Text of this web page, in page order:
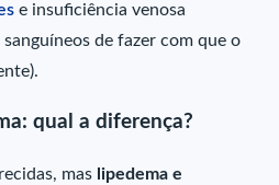
e insuficiência venosa
de fazer com que o
qual a diferença?
mas lipedema e